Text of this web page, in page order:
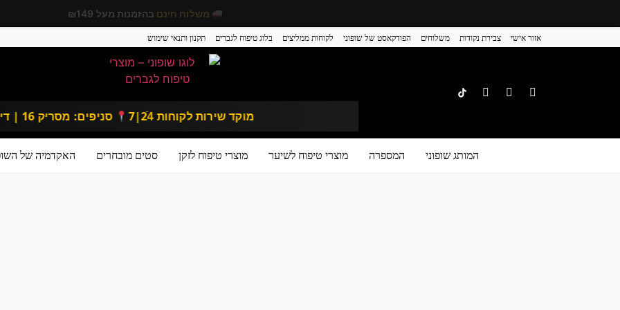
אזור אישי צבירת נקודות משלוחים הפודקאסט של שופוני לקוחות ממליצים בלוג טיפוח לגברים תקנון ותנאי שימוש
מוקד שירות לקוחות 24ֿ|7 סניפים: מסריק 16 | דיזנגוף 167, תל אביב
המותג שופוני המספרה מוצרי טיפוח לשיער מוצרי טיפוח לזקן סטים מובחרים האקדמיה של
צבור25 נקודות מועדון בכל הזמנה